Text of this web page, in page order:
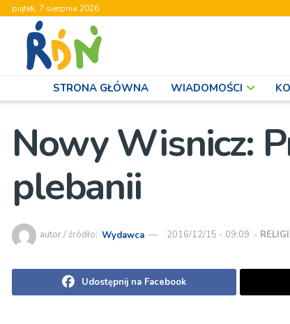
piątek, 7 sierpnia 2026
STRONA GŁÓWNA WIADOMOŚCI
Nowy Wisnicz:
plebanii
autor / źródło: Wydawca 2016/12/15 - 09:09 -
Udostępnij na Facebook